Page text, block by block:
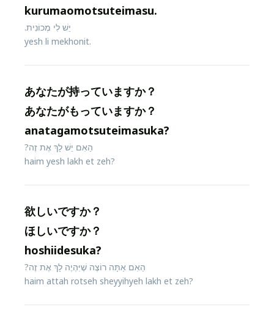
kurumaomotsuteimasu.
יֵשׁ לִי מְכוֹנִית.
yesh li mekhonit.
あなたが持っていますか？
あなたがもっていますか？
anatagamotsuteimasuka?
הַאִם יֵשׁ לָךְ אֶת זֶה?
haim yesh lakh et zeh?
欲しいですか？
ほしいですか？
hoshiidesuka?
הַאִם אַתָּה רוֹצֶה שֶׁיִּהְיֶה לָךְ אֶת זֶה?
haim attah rotseh sheyyihyeh lakh et zeh?